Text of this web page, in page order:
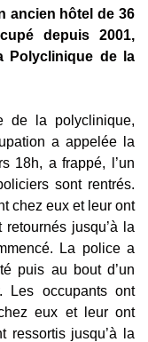
ancien hôtel de 36
depuis 2001,
Polyclinique de la
de la polyclinique,
a appelée la
18h, a frappé, l’un
sont rentrés.
chez eux et leur ont
jusqu’à la
La police a
puis au bout d’un
Les occupants ont
eux et leur ont
ressortis jusqu’à la